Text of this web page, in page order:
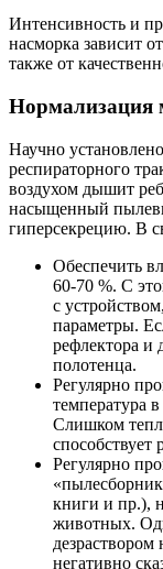
Интенсивность и
насморка зависит
также от
Нормализация
Научно
респираторного
воздухом дышит
насыщенный
гиперсекрецию. В
Обеспечить
60-70 %. С
с
параметры.
рефлектора и
полотенца.
Регулярно
температура
Слишком
Регулярно
книги и пр.),
животных.
дезраствором
негативно